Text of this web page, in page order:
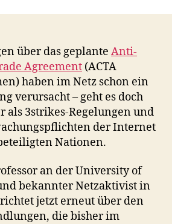
über das geplante Anti-
Agreement (ACTA
haben im Netz schon ein
verursacht – geht es doch
als 3strikes-Regelungen und
der Internet
Nationen.
an der University of
bekannter Netzaktivist in
jetzt erneut über den
die bisher im